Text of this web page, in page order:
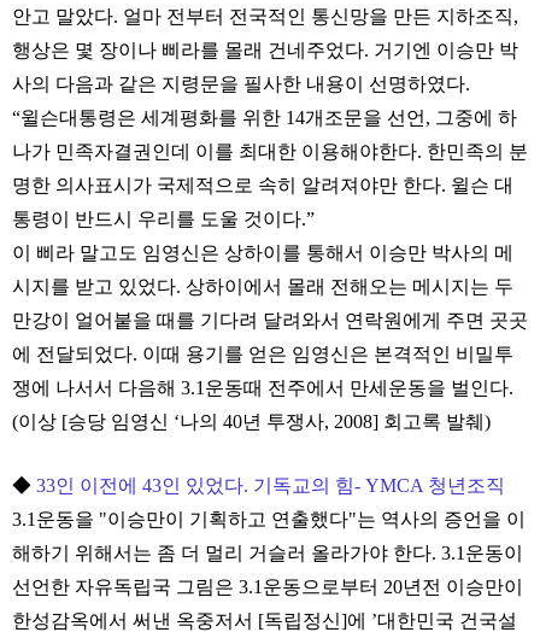
안고 말았다. 얼마 전부터 전국적인 통신망을 만든 지하조직,
행상은 몇 장이나 삐라를 몰래 건네주었다. 거기엔 이승만 박
사의 다음과 같은 지령문을 필사한 내용이 선명하였다.
“윌슨대통령은 세계평화를 위한 14개조문을 선언, 그중에 하
나가 민족자결권인데 이를 최대한 이용해야한다. 한민족의 분
명한 의사표시가 국제적으로 속히 알려져야만 한다. 윌슨 대
통령이 반드시 우리를 도울 것이다.”
이 삐라 말고도 임영신은 상하이를 통해서 이승만 박사의 메
시지를 받고 있었다. 상하이에서 몰래 전해오는 메시지는 두
만강이 얼어붙을 때를 기다려 달려와서 연락원에게 주면 곳곳
에 전달되었다. 이때 용기를 얻은 임영신은 본격적인 비밀투
쟁에 나서서 다음해 3.1운동때 전주에서 만세운동을 벌인다.
(이상 [승당 임영신 ‘나의 40년 투쟁사, 2008] 회고록 발췌)
◆ 33인 이전에 43인 있었다. 기독교의 힘- YMCA 청년조직
3.1운동을 "이승만이 기획하고 연출했다"는 역사의 증언을 이
해하기 위해서는 좀 더 멀리 거슬러 올라가야 한다. 3.1운동이
선언한 자유독립국 그림은 3.1운동으로부터 20년전 이승만이
한성감옥에서 써낸 옥중저서 [독립정신]에 ’대한민국 건국설